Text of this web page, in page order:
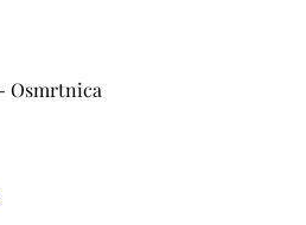
Osmrtnica